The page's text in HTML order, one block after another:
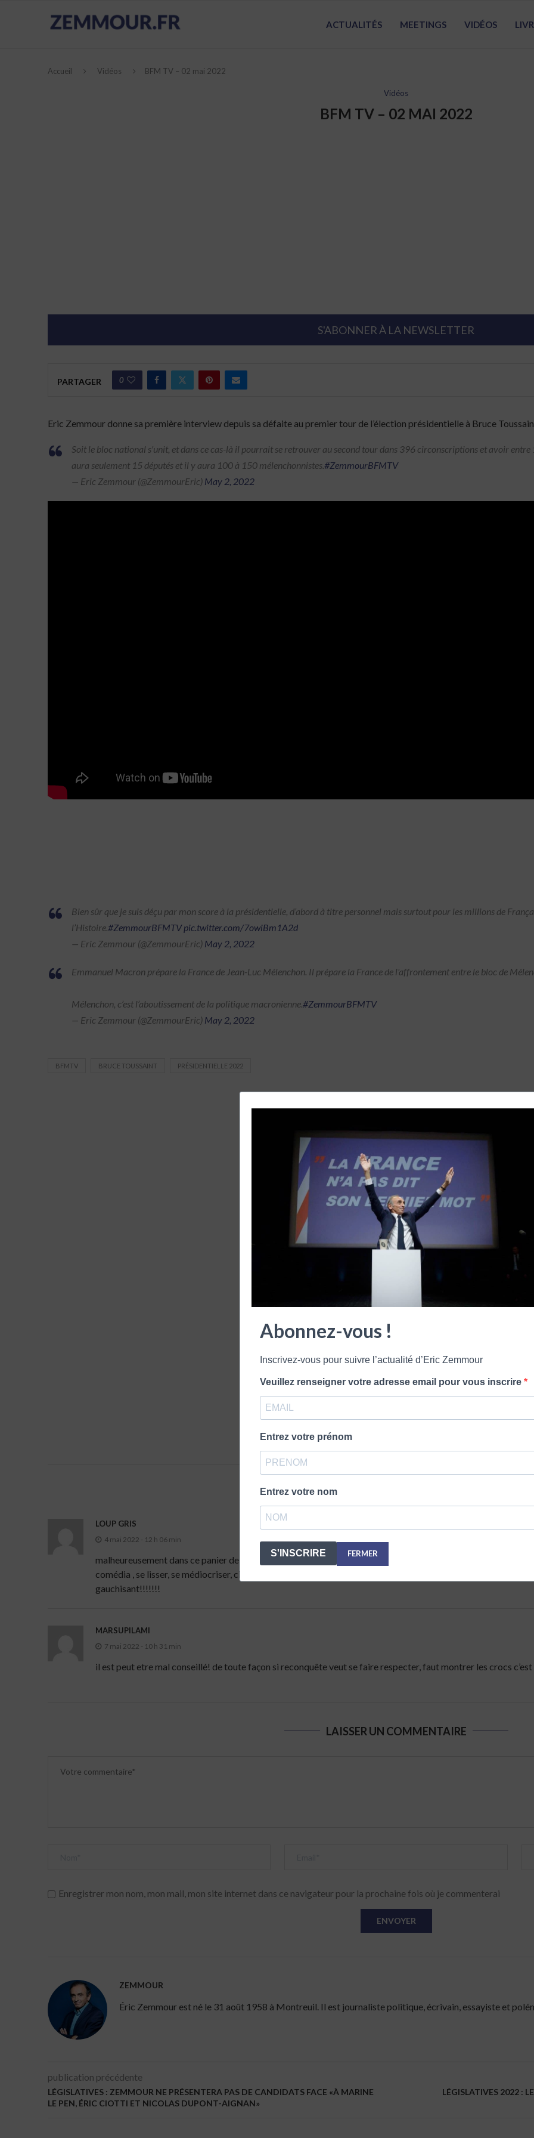
ACTUALITÉS MEETINGS VIDÉOS
Accueil Vidéos BFM TV – 02 mai 2022
Vidéos
BFM TV – 02 MAI 2022
S'ABONNER À LA NEWSLETTER
PARTAGER 0
Eric Zemmour donne sa première interview depuis sa défaite au premier tour de l’élection présidentielle à Bruce
Soit le bloc national s'unit, et dans ce cas-là il pourrait se retrouver au second tour dans 396 circonscriptions et avoir
aura seulement 15 députés et il y aura 100 à 150 mélenchonnistes.#ZemmourBFMTV
— Eric Zemmour (@ZemmourEric) May 2, 2022
Bien sûr que je suis déçu par mon score à la présidentielle, d’abord à titre personnel mais surtout pour les millions de
l’Histoire.#ZemmourBFMTV pic.twitter.com/7owiBm1A2d
— Eric Zemmour (@ZemmourEric) May 2, 2022
Emmanuel Macron prépare la France de Jean-Luc Mélenchon. Il prépare la France de l'affrontement entre le bloc de
Mélenchon, c’est l’aboutissement de la politique macronienne.#ZemmourBFMTV
— Eric Zemmour (@ZemmourEric) May 2, 2022
BFMTV BRUCE TOUSSAINT PRÉSIDENTIELLE 2022
LOUP GRIS
4 mai 2022 - 12 h 06 min
malheureusement dans ce panier de guignolos, E Z est encore trop sinçère!!! incroyable de dire cela, mais c
comédia , se lisser, se médiocriser, cirer les pompes, oui monsieur, mais je comprends;… ect…… pour entrer
gauchisant!!!!!!!
MARSUPILAMI
7 mai 2022 - 10 h 31 min
il est peut etre mal conseillé! de toute façon si reconquête veut se faire respecter, faut montrer les crocs
LAISSER UN COMMENTAIRE
Enregistrer mon nom, mon mail, mon site internet dans ce navigateur pour la prochaine fois où je commenterai
ZEMMOUR
Éric Zemmour est né le 31 août 1958 à Montreuil. Il est journaliste politique, écrivain, essayiste et
publication précédente
LÉGISLATIVES : ZEMMOUR NE PRÉSENTERA PAS DE CANDIDATS FACE «À MARINE
LE PEN, ÉRIC CIOTTI ET NICOLAS DUPONT-AIGNAN»
LÉGISLATIVES 2022 :
Abonnez-vous !
Inscrivez-vous pour suivre l’actualité d’Eric Zemmour
Veuillez renseigner votre adresse email pour vous inscrire
Entrez votre prénom
Entrez votre nom
S'INSCRIRE FERMER